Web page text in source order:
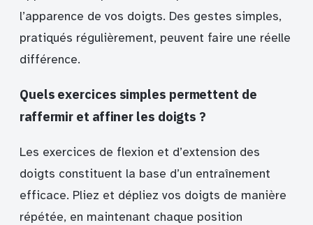
l’apparence de vos doigts. Des gestes simples,
pratiqués régulièrement, peuvent faire une réelle
différence.
Quels exercices simples permettent de
raffermir et affiner les doigts ?
Les exercices de flexion et d’extension des
doigts constituent la base d’un entraînement
efficace. Pliez et dépliez vos doigts de manière
répétée, en maintenant chaque position